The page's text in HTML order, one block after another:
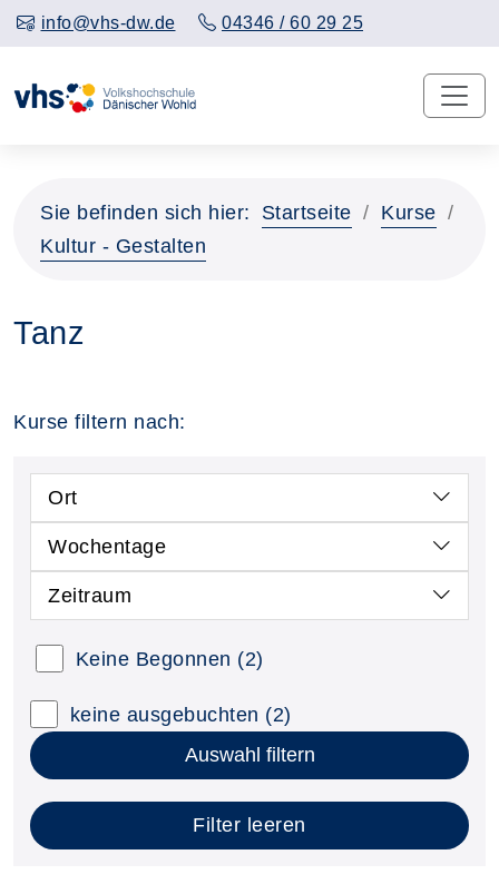
info@vhs-dw.de 04346 / 60 29 25
Sie befinden sich hier: Startseite
Kurse
Kultur - Gestalten
Tanz
Kurse filtern nach:
Ort
Wochentage
Zeitraum
Keine Begonnen (2)
keine ausgebuchten (2)
Auswahl filtern
Filter leeren